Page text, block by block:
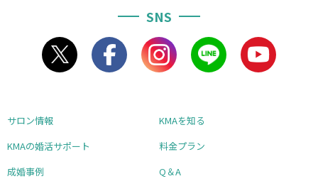
SNS
サロン情報
KMAを知る
KMAの婚活サポート
料金プラン
成婚事例
Q＆A